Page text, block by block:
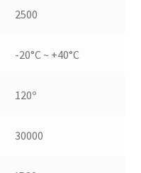
2500
-20°C ~ +40°C
120º
30000